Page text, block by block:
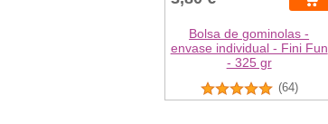
Bolsa de gominolas -
envase individual - Fini Fun
- 325 gr
(64)